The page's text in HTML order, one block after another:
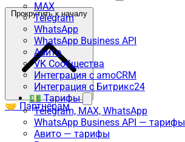
MAX
Telegram
WhatsApp
WhatsApp Business API
Авито
VK Сообщества
Интеграция с amoCRM
Интеграция с Битрикс24
💵 Тарифы
Telegram, MAX, WhatsApp
WhatsApp Business API — тарифы
Авито — тарифы
Прокрутить к началу
🤝 Партнёрам